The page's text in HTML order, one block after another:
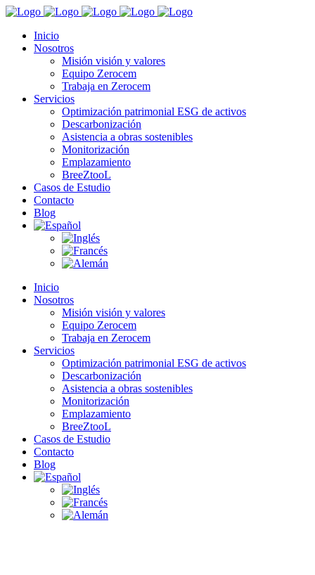
Inicio
Nosotros
Misión visión y valores
Equipo Zerocem
Trabaja en Zerocem
Servicios
Optimización patrimonial ESG de activos
Descarbonización
Asistencia a obras sostenibles
Monitorización
Emplazamiento
BreeZtooL
Casos de Estudio
Contacto
Blog
Inicio
Nosotros
Misión visión y valores
Equipo Zerocem
Trabaja en Zerocem
Servicios
Optimización patrimonial ESG de activos
Descarbonización
Asistencia a obras sostenibles
Monitorización
Emplazamiento
BreeZtooL
Casos de Estudio
Contacto
Blog